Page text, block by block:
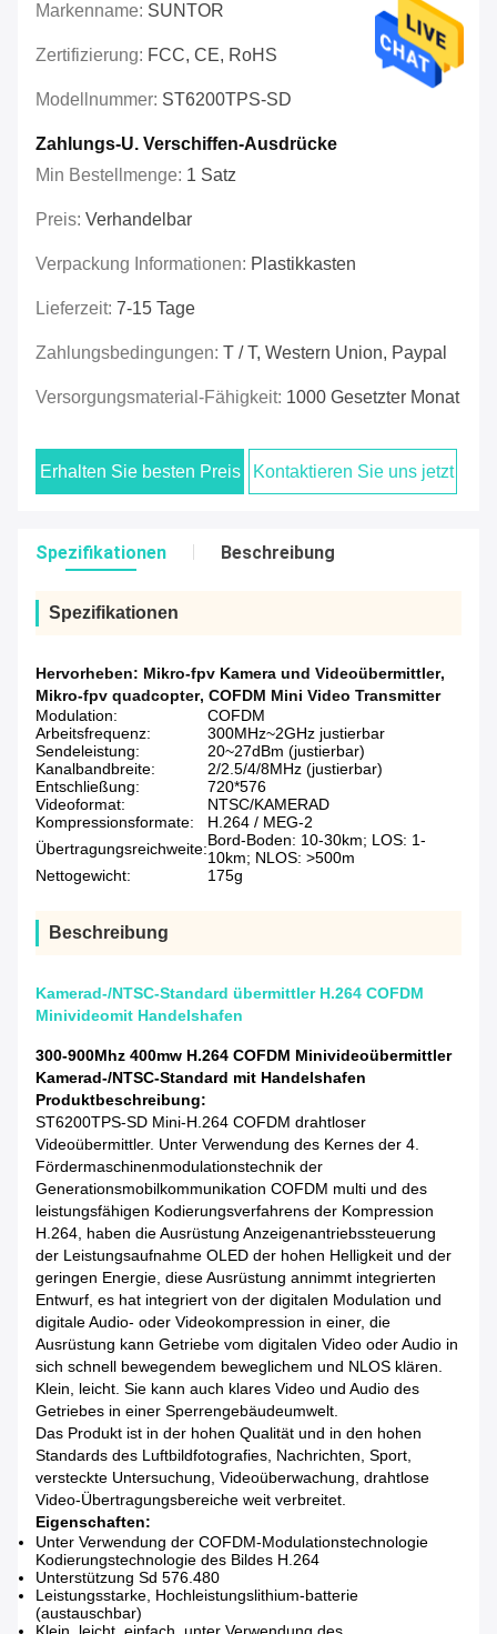
Markenname: SUNTOR
Zertifizierung: FCC, CE, RoHS
Modellnummer: ST6200TPS-SD
Zahlungs-U. Verschiffen-Ausdrücke
Min Bestellmenge: 1 Satz
Preis: Verhandelbar
Verpackung Informationen: Plastikkasten
Lieferzeit: 7-15 Tage
Zahlungsbedingungen: T / T, Western Union, Paypal
Versorgungsmaterial-Fähigkeit: 1000 Gesetzter Monat
Erhalten Sie besten Preis Kontaktieren Sie uns jetzt
Spezifikationen Beschreibung
Spezifikationen
Hervorheben: Mikro-fpv Kamera und Videoübermittler,
Mikro-fpv quadcopter, COFDM Mini Video Transmitter
Modulation:
COFDM
Arbeitsfrequenz:
300MHz~2GHz justierbar
Sendeleistung:
20~27dBm (justierbar)
Kanalbandbreite:
2/2.5/4/8MHz (justierbar)
Entschließung:
720*576
Videoformat:
NTSC/KAMERAD
Kompressionsformate:
H.264 / MEG-2
Übertragungsreichweite:Bord-Boden: 10-30km; LOS: 1-
10km; NLOS: >500m
Nettogewicht:
175g
Beschreibung
Kamerad-/NTSC-Standard übermittler H.264 COFDM
Minivideomit Handelshafen
300-900Mhz 400mw H.264 COFDM Minivideoübermittler
Kamerad-/NTSC-Standard mit Handelshafen
Produktbeschreibung:
ST6200TPS-SD Mini-H.264 COFDM drahtloser
Videoübermittler. Unter Verwendung des Kernes der 4.
Fördermaschinenmodulationstechnik der
Generationsmobilkommunikation COFDM multi und des
leistungsfähigen Kodierungsverfahrens der Kompression
H.264, haben die Ausrüstung Anzeigenantriebssteuerung
der Leistungsaufnahme OLED der hohen Helligkeit und der
geringen Energie, diese Ausrüstung annimmt integrierten
Entwurf, es hat integriert von der digitalen Modulation und
digitale Audio- oder Videokompression in einer, die
Ausrüstung kann Getriebe vom digitalen Video oder Audio in
sich schnell bewegendem beweglichem und NLOS klären.
Klein, leicht. Sie kann auch klares Video und Audio des
Getriebes in einer Sperrengebäudeumwelt.
Das Produkt ist in der hohen Qualität und in den hohen
Standards des Luftbildfotografies, Nachrichten, Sport,
versteckte Untersuchung, Videoüberwachung, drahtlose
Video-Übertragungsbereiche weit verbreitet.
Eigenschaften:
Unter Verwendung der COFDM-Modulationstechnologie
Kodierungstechnologie des Bildes H.264
Unterstützung Sd 576.480
Leistungsstarke, Hochleistungslithium-batterie
(austauschbar)